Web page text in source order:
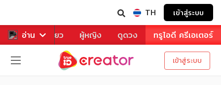
TH เข้าสู่ระบบ
อ่าน
หาร ท่องเที่ยว ผู้หญิง ดูดวง ทรูไอดี ครีเอเตอร์
เข้าสู่ระบบ